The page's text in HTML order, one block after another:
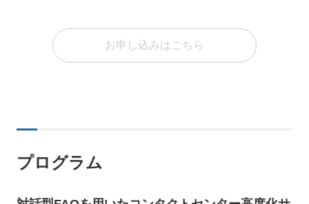
お申し込みはこちら
プログラム